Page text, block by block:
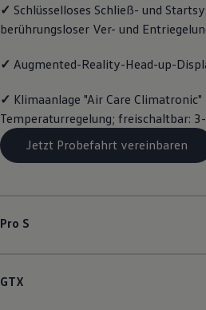
Familie
Elektromobilität
Volkswagen R
Volkswagen
✓ Schlüsselloses Schließ- und
berührungsloser Ver- und
✓ Augmented-Reality-Head-up-
✓ Klimaanlage "Air Care
Temperaturregelung; freischaltbar:
Jetzt Probefahrt vereinbaren
Pro S
GTX